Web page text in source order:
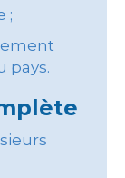
;
pays.